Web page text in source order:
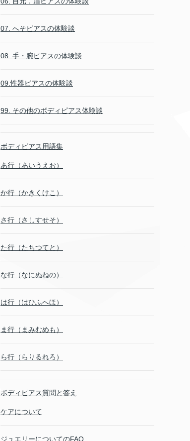
07. へそピアスの体験談
08. 手・腕ピアスの体験談
09.性器ピアスの体験談
99. その他のボディピアス体験談
ボディピアス用語集
あ行（あいうえお）
か行（かきくけこ）
さ行（さしすせそ）
た行（たちつてと）
な行（なにぬねの）
は行（はひふへほ）
ま行（まみむめも）
ら行（らりるれろ）
ボディピアス質問と答え
ケアについて
ジュエリーについてのFAQ